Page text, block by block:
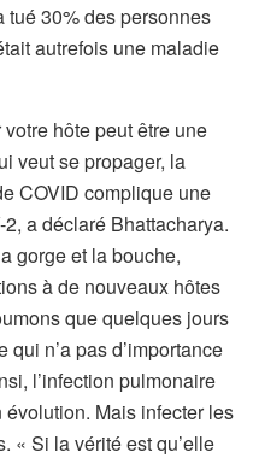
tué 30% des personnes
autrefois une maladie
hôte peut être une
veut se propager, la
COVID complique une
a déclaré Bhattacharya.
gorge et la bouche,
à de nouveaux hôtes
que quelques jours
n’a pas d’importance
l’infection pulmonaire
évolution. Mais infecter les
« Si la vérité est qu’elle